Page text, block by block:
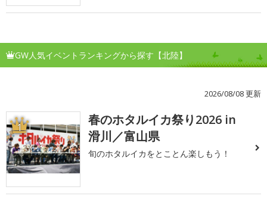
GW人気イベントランキングから探す【北陸】
2026/08/08 更新
1
春のホタルイカ祭り2026 in
滑川／富山県
旬のホタルイカをとことん楽しもう！